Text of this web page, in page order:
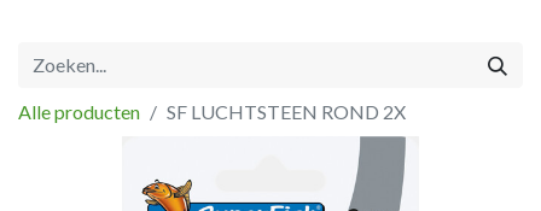
Alle producten SF LUCHTSTEEN ROND 2X